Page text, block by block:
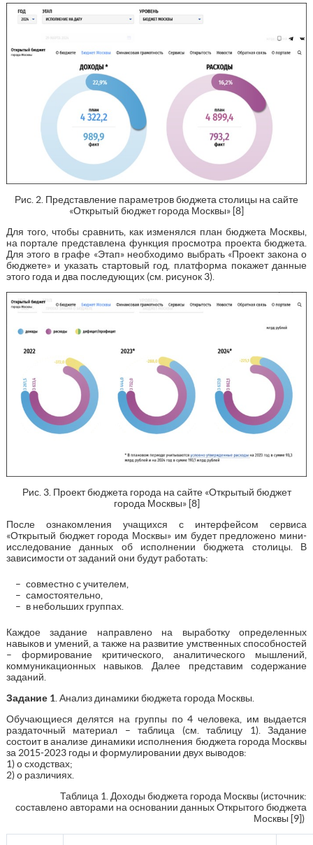
Рис. 2. Представление параметров бюджета столицы на сайте
«Открытый бюджет города Москвы» [8]
Для того, чтобы сравнить, как изменялся план бюджета Москвы,
на портале представлена функция просмотра проекта бюджета.
Для этого в графе «Этап» необходимо выбрать «Проект закона о
бюджете» и указать стартовый год, платформа покажет данные
этого года и два последующих (см. рисунок 3).
Рис. 3. Проект бюджета города на сайте «Открытый бюджет
города Москвы» [8]
После ознакомления учащихся с интерфейсом сервиса
«Открытый бюджет города Москвы» им будет предложено мини-
исследование данных об исполнении бюджета столицы. В
зависимости от заданий они будут работать:
совместно с учителем,
самостоятельно,
в небольших группах.
Каждое задание направлено на выработку определенных
навыков и умений, а также на развитие умственных способностей
– формирование критического, аналитического мышлений,
коммуникационных навыков. Далее представим содержание
заданий.
Задание 1 . Анализ динамики бюджета города Москвы.
Обучающиеся делятся на группы по 4 человека, им выдается
раздаточный материал – таблица (см. таблицу 1). Задание
состоит в анализе динамики исполнения бюджета города Москвы
за 2015-2023 годы и формулировании двух выводов:
1) о сходствах;
2) о различиях.
Таблица 1. Доходы бюджета города Москвы (источник:
составлено авторами на основании данных Открытого бюджета
Москвы [9])